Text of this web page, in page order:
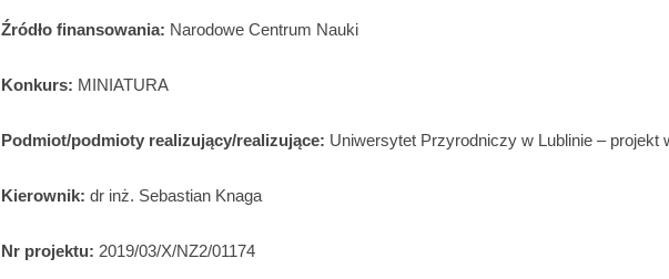
Źródło finansowania: Narodowe Centrum Nauki
Konkurs: MINIATURA
Podmiot/podmioty realizujący/realizujące: Uniwersytet Przyrodniczy w Lublinie – projekt
Kierownik: dr inż. Sebastian Knaga
Nr projektu: 2019/03/X/NZ2/01174